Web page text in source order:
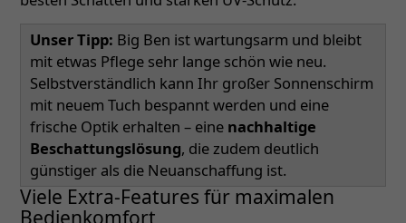
Unser Tipp: Big Ben ist wartungsarm und bleibt
mit etwas Pflege sehr lange schön wie neu.
Selbstverständlich kann Ihr großer Sonnenschirm
mit neuem Tuch bespannt werden und eine
frische Optik erhalten – eine nachhaltige
Beschattungslösung, die zudem deutlich
günstiger als die Neuanschaffung ist.
Viele Extra-Features für maximalen
Bedienkomfort